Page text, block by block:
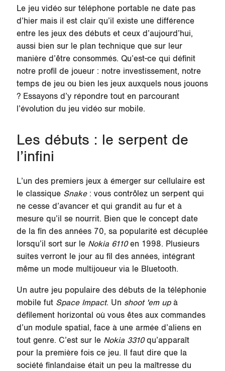
Le jeu vidéo sur téléphone portable ne date pas
d’hier mais il est clair qu’il existe une différence
entre les jeux des débuts et ceux d’aujourd’hui,
aussi bien sur le plan technique que sur leur
manière d’être consommés. Qu’est-ce qui définit
notre profil de joueur : notre investissement, notre
temps de jeu ou bien les jeux auxquels nous jouons
? Essayons d’y répondre tout en parcourant
l’évolution du jeu vidéo sur mobile.
Les débuts : le serpent de
l’infini
L’un des premiers jeux à émerger sur cellulaire est
le classique Snake: vous contrôlez un serpent qui
ne cesse d’avancer et qui grandit au fur et à
mesure qu’il se nourrit. Bien que le concept date
de la fin des années 70, sa popularité est décuplée
lorsqu’il sort sur le Nokia 6110en 1998. Plusieurs
suites verront le jour au fil des années, intégrant
même un mode multijoueur via le Bluetooth.
Un autre jeu populaire des débuts de la téléphonie
mobile fut Space Impact. Un shoot 'em up à
défilement horizontal où vous êtes aux commandes
d’un module spatial, face à une armée d’aliens en
tout genre. C’est sur le Nokia 3310qu’apparaît
pour la première fois ce jeu. Il faut dire que la
société finlandaise était un peu la maîtresse du